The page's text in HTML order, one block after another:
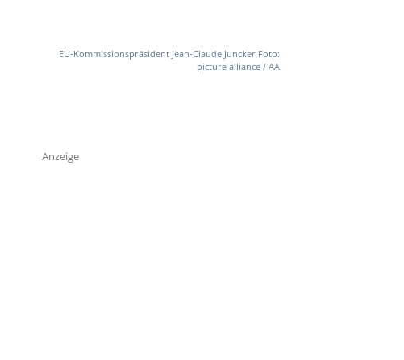
EU-Kommissionspräsident Jean-Claude Juncker Foto:
picture alliance / AA
Anzeige